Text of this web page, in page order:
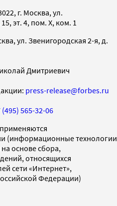
г. Москва, ул.
эт. 4, пом. X, ком. 1
ул. Звенигородская 2-я, д.
Дмитриевич
press-release@forbes.ru
(495) 565-32-06
(информационные технологии
основе сбора,
относящихся
сети «Интернет»,
Федерации)